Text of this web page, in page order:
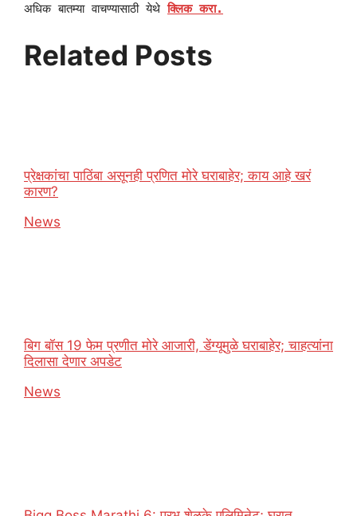
अधिक बातम्या वाचण्यासाठी येथेक्लिक करा.
Related Posts
प्रेक्षकांचा पाठिंबा असूनही प्रणित मोरे घराबाहेर; काय आहे खरं
कारण?
In relation to
News
बिग बॉस 19 फेम प्रणीत मोरे आजारी, डेंग्यूमुळे घराबाहेर; चाहत्यांना
दिलासा देणार अपडेट
In relation to
News